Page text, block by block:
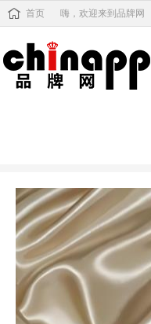
首页 嗨，欢迎来到品牌网